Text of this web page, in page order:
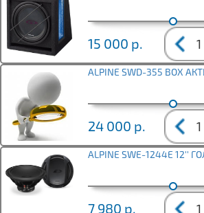
15 000 р.
ALPINE SWD-355 BOX
24 000 р.
ALPINE SWE-1244E 12''
7 980 р.